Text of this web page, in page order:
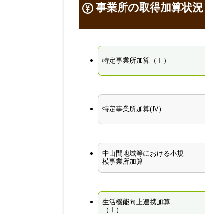
事業所の取得加算状況
特定事業所加算（Ⅰ）
特定事業所加算(Ⅳ)
中山間地域等における小規
模事業所加算
生活機能向上連携加算
（Ⅰ）